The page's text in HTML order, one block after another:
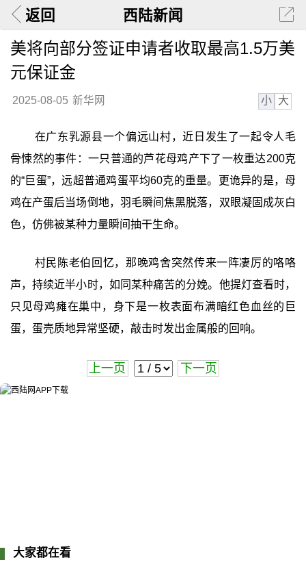
返回 西陆新闻
美将向部分签证申请者收取最高1.5万美
元保证金
2025-08-05 新华网 小 大
在广东乳源县一个偏远山村，近日发生了一起令人毛
骨悚然的事件：一只普通的芦花母鸡产下了一枚重达200克
的“巨蛋”，远超普通鸡蛋平均60克的重量。更诡异的是，母
鸡在产蛋后当场倒地，羽毛瞬间焦黑脱落，双眼凝固成灰白
色，仿佛被某种力量瞬间抽干生命。
村民陈老伯回忆，那晚鸡舍突然传来一阵凄厉的咯咯
声，持续近半小时，如同某种痛苦的分娩。他提灯查看时，
只见母鸡瘫在巢中，身下是一枚表面布满暗红色血丝的巨
蛋，蛋壳质地异常坚硬，敲击时发出金属般的回响。
上一页 下一页
大家都在看